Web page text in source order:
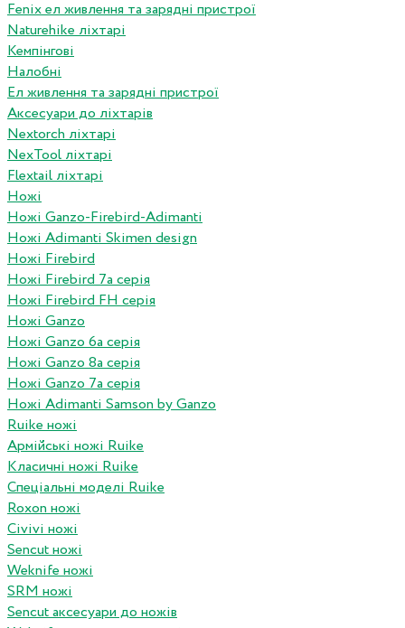
Fenix ел живлення та зарядні пристрої
Naturehike ліхтарі
Кемпінгові
Налобні
Ел живлення та зарядні пристрої
Аксесуари до ліхтарів
Nextorch ліхтарі
NexTool ліхтарі
Flextail ліхтарі
Ножі
Ножі Ganzo-Firebird-Adimanti
Ножі Adimanti Skimen design
Ножі Firebird
Ножі Firebird 7а серія
Ножі Firebird FH серія
Ножі Ganzo
Ножі Ganzo 6а серія
Ножі Ganzo 8а серія
Ножі Ganzo 7а серія
Ножі Adimanti Samson by Ganzo
Ruike ножі
Армійські ножі Ruike
Класичні ножі Ruike
Спеціальні моделі Ruike
Roxon ножi
Civivi ножі
Sencut ножі
Weknife ножі
SRM ножі
Sencut аксесуари до ножів